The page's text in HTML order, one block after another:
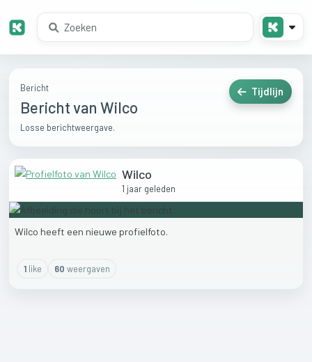
Bericht
Bericht van Wilco
Losse berichtweergave.
Tijdlijn
Wilco
1 jaar geleden
Wilco heeft een nieuwe profielfoto.
1like 60 weergaven